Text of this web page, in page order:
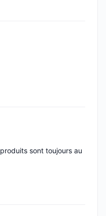
sont toujours au